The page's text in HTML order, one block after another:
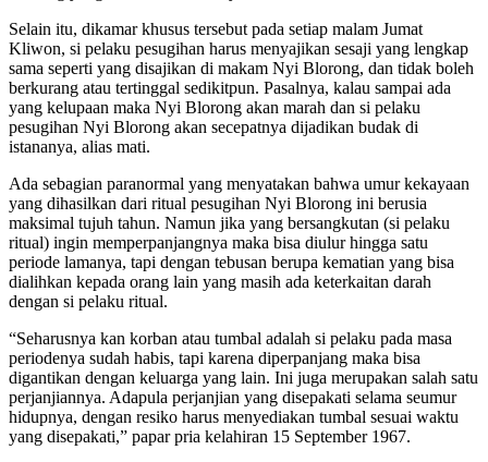
Selain itu, dikamar khusus tersebut pada setiap malam Jumat
Kliwon, si pelaku pesugihan harus menyajikan sesaji yang lengkap
sama seperti yang disajikan di makam Nyi Blorong, dan tidak boleh
berkurang atau tertinggal sedikitpun. Pasalnya, kalau sampai ada
yang kelupaan maka Nyi Blorong akan marah dan si pelaku
pesugihan Nyi Blorong akan secepatnya dijadikan budak di
istananya, alias mati.
Ada sebagian paranormal yang menyatakan bahwa umur kekayaan
yang dihasilkan dari ritual pesugihan Nyi Blorong ini berusia
maksimal tujuh tahun. Namun jika yang bersangkutan (si pelaku
ritual) ingin memperpanjangnya maka bisa diulur hingga satu
periode lamanya, tapi dengan tebusan berupa kematian yang bisa
dialihkan kepada orang lain yang masih ada keterkaitan darah
dengan si pelaku ritual.
“Seharusnya kan korban atau tumbal adalah si pelaku pada masa
periodenya sudah habis, tapi karena diperpanjang maka bisa
digantikan dengan keluarga yang lain. Ini juga merupakan salah satu
perjanjiannya. Adapula perjanjian yang disepakati selama seumur
hidupnya, dengan resiko harus menyediakan tumbal sesuai waktu
yang disepakati,” papar pria kelahiran 15 September 1967.